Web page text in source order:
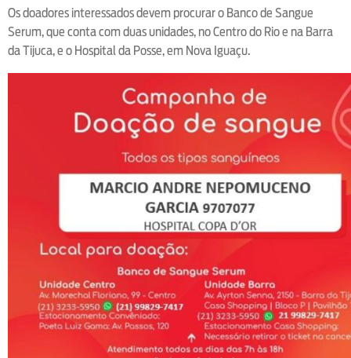
Os doadores interessados devem procurar o Banco de Sangue
Serum, que conta com duas unidades, no Centro do Rio e na Barra
da Tijuca, e o Hospital da Posse, em Nova Iguaçu.